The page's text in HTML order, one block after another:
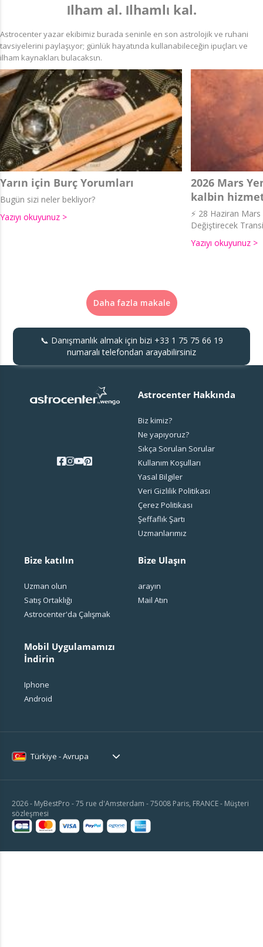
Ιlham al. Ιlhamlι kal.
Astrocenter yazar ekibimiz burada seninle en son astrolojik ve ruhani
tavsiyelerini paylaşιyor; günlük hayatιnda kullanabileceğin ipuçlarι ve
ilham kaynaklarι bulacaksιn.
Yarın için Burç Yorumları
Bugün sizi neler bekliyor?
Yazıyı okuyunuz >
2026 Mars
kalbin
⚡ 28 Haziran
Değiştirecek
Yazıyı okuyunuz >
Daha fazla makale
📞 Danışmanlık almak için bizi +33 1 75 75 66 19
numaralı telefondan arayabilirsiniz
Astrocenter Hakkında
Biz kimiz?
Ne yapıyoruz?
Sıkça Sorulan Sorular
Kullanım Koşulları
Yasal Bilgiler
Veri Gizlilik Politikası
Çerez Politikası
Şeffaflık Şartı
Uzmanlarımız
Bize katılın
Uzman olun
Satış Ortaklığı
Astrocenter'da Çalışmak
Mobil Uygulamamızı
İndirin
Iphone
Android
Bize Ulaşın
arayın
Mail Atın
Türkiye - Avrupa
2026 - MyBestPro - 75 rue d'Amsterdam - 75008 Paris, FRANCE - Müşteri
sözleşmesi